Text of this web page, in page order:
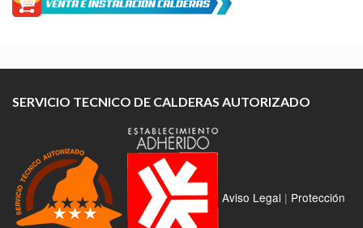
SERVICIO TECNICO DE CALDERAS AUTORIZADO
Aviso Legal | Protección